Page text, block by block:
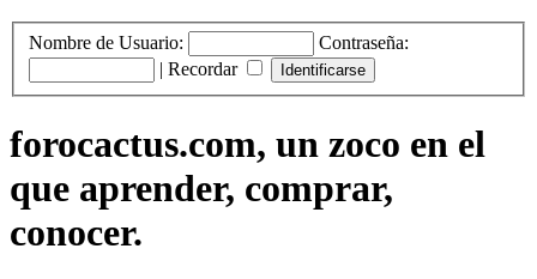
Nombre de Usuario:
Contraseña:
| Recordar
forocactus.com, un zoco en el
que aprender, comprar,
conocer.